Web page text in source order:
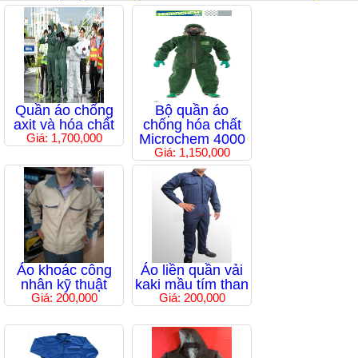
Quần áo chống
axit và hóa chất
Giá: 1,700,000
Bộ quần áo
chống hóa chất
Microchem 4000
Giá: 1,150,000
Áo khoác công
nhân kỹ thuật
Giá: 200,000
Áo liền quần vải
kaki mầu tím than
Giá: 200,000